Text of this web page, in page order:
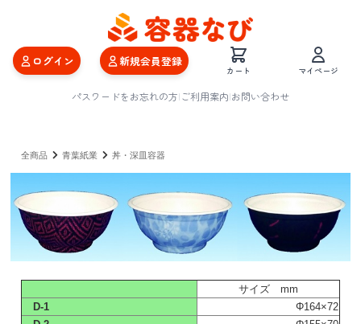
ログイン 新規会員登録
カート マイページ
パスワードをお忘れの方|ご利用案内|お問い合わせ
全商品 青葉紙業 丼・深皿容器
サイズ mm
D-1
Φ164×72